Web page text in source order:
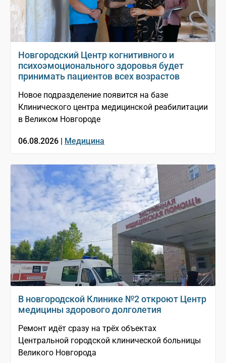
Новгородский Центр когнитивного и
психоэмоционального здоровья будет
принимать пациентов всех возрастов
Новое подразделение появится на базе
Клинического центра медицинской реабилитации
в Великом Новгороде
06.08.2026 | Медицина
В новгородской Клинике №2 откроют Центр
медицины здорового долголетия
Ремонт идёт сразу на трёх объектах
Центральной городской клинической больницы
Великого Новгорода